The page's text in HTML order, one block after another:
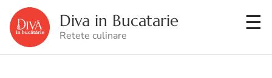
Diva in Bucatarie
Retete culinare